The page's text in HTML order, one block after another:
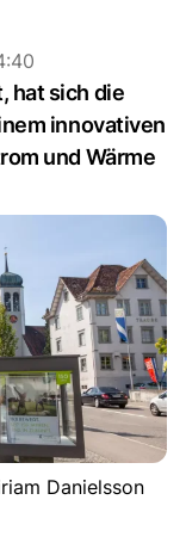
hat sich die
innovativen
und Wärme
Danielsson